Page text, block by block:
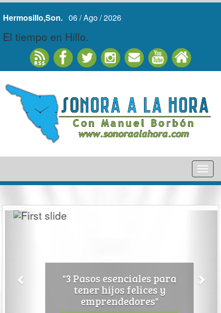
Hermosillo,Son. 06 / Ago / 2026
El tiempo en Hillo.
"3 Pasos esenciales para
tener hijos felices y
emprendedores"